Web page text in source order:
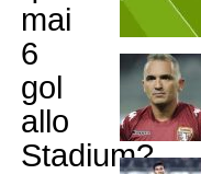
mai
6
gol
allo
Stadium?